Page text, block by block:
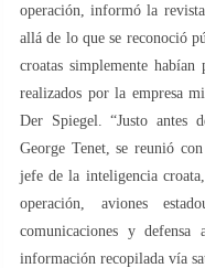
operación, informó la
allá de lo que se reconoció
croatas simplemente
realizados por la empresa
Der Spiegel. “Justo antes
George Tenet, se reunió
jefe de la inteligencia
operación, aviones
comunicaciones y
información recopilada vía